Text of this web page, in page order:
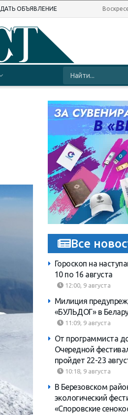
ОБЪЯВЛЕНИЕ
Все
Гороскоп на
10 по 16 августа
12:00, 9 августа
Милиция
«БУЛЬДОГ» в
11:09, 9 августа
От программиста
Очередной
пройдет 22-23
10:18, 9 августа
В Березовском
экологический
«Споровские